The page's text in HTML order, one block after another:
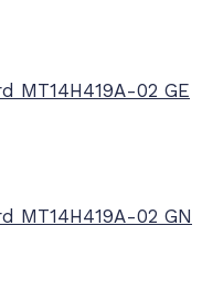
MT14H419A-02 GE
MT14H419A-02 GN